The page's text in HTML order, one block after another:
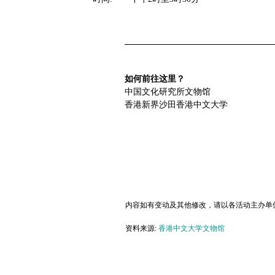
如何前往这里？
中国文化研究所文物馆
香港新界沙田香港中文大学
内容如有变动及其他修改，请以各活动主办单
资料来源: 香港中文大学文物馆